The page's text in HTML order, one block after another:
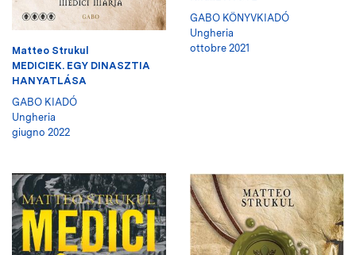
Matteo Strukul
MEDICIEK. EGY DINASZTIA
HANYATLÁSA
GABO KIADÓ
Ungheria
giugno 2022
GABO KÖNYVKIADÓ
Ungheria
ottobre 2021